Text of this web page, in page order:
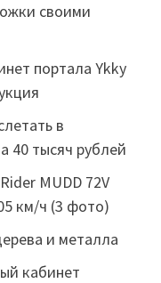
своими
портала Ykky
в
40 тысяч рублей
MUDD 72V
км/ч (3 фото)
и металла
кабинет